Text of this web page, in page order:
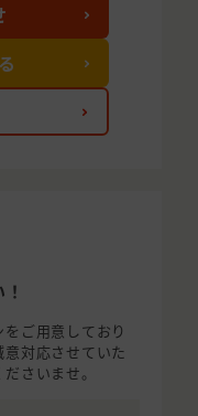
ご用意しており
対応させていた
さいませ。